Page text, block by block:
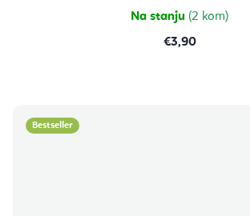
Na stanju (2 kom)
€3,90
Bestseller